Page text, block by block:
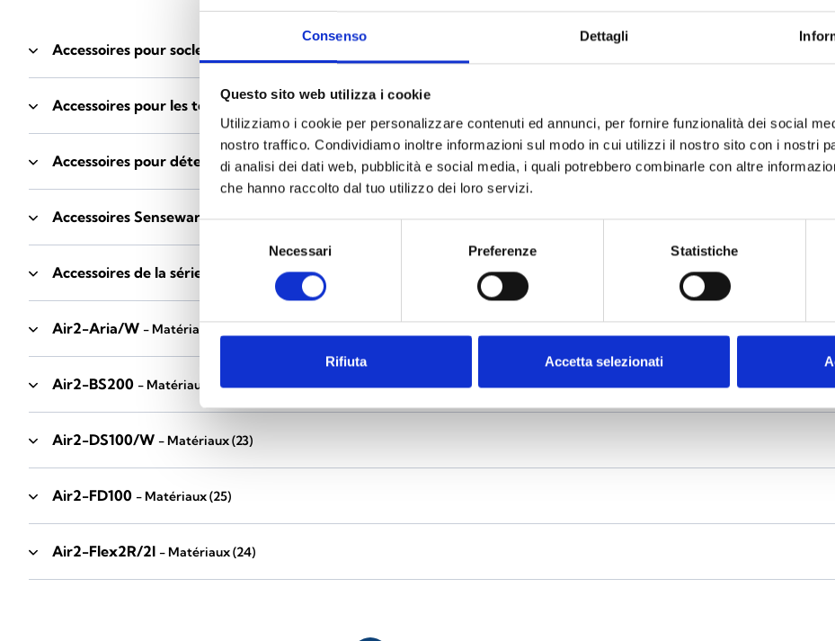
Consenso Dettagli
Questo sito web utilizza i cookie
Utilizziamo i cookie per personalizzare contenuti ed annunci, per fornire funzionalità dei social
nostro traffico. Condividiamo inoltre informazioni sul modo in cui utilizzi il nostro sito con i nostri
di analisi dei dati web, pubblicità e social media, i quali potrebbero combinarle con altre
che hanno raccolto dal tuo utilizzo dei loro servizi.
consenso
Necessari Preferenze Statistiche
Rifiuta Accetta selezionati
Accessoires pour socles EB00
Accessoires pour les tests des détecteurs
Accessoires pour détecteurs Enea - Matériaux (35)
Accessoires Senseware - Matériaux(2)
Accessoires de la série Industrial - Matériaux
Air2-Aria/W - Matériaux
Air2-BS200 - Matériaux (34)
Air2-DS100/W - Matériaux(23)
Air2-FD100 - Matériaux(25)
Air2-Flex2R/2I - Matériaux(24)